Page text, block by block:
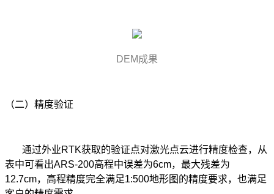
DEM成果
（二）精度验证
通过外业RTK获取的验证点对激光点云进行精度检查，从
表中可看出ARS-200高程中误差为6cm，最大残差为
12.7cm，高程精度完全满足1:500地形图的精度要求，也满足